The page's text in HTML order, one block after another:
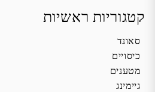
קטגוריות ראשיות
סאונד
כיסויים
מטענים
גיימינג